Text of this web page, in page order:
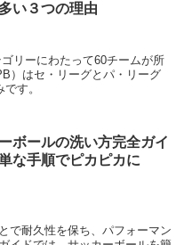
い３つの理由
リーにわたって60チームが所
）はセ・リーグとパ・リーグ
す。
ボールの洗い方完全ガイ
な手順でピカピカに
で耐久性を保ち、パフォーマン